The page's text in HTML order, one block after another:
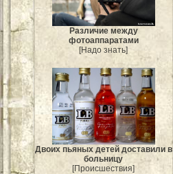
Различие между
фотоаппаратами
[Надо знать]
Двоих пьяных детей доставили в
больницу
[Происшествия]